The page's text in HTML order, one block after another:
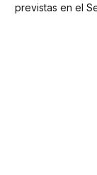
previstas en el